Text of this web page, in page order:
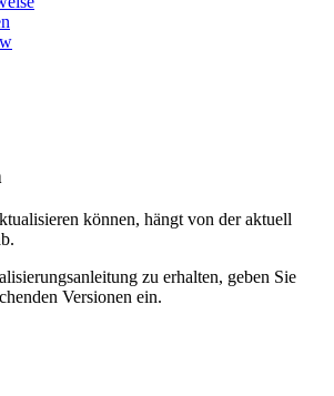
können, hängt von der aktuell
zu erhalten, geben Sie
Versionen ein.